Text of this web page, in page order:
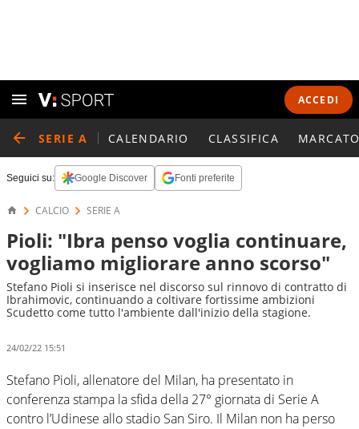
ACCEDI
SERIE A CALENDARIO CLASSIFICA
Seguici su: Google Discover Fonti preferite
CALCIO SERIE A
Pioli: "Ibra penso voglia continuare,
vogliamo migliorare anno scorso"
Stefano Pioli si inserisce nel discorso sul rinnovo di contratto di
Ibrahimovic, continuando a coltivare fortissime ambizioni
Scudetto come tutto l'ambiente dall'inizio della stagione.
24/02/22 15:51
Stefano Pioli, allenatore del Milan, ha presentato in
conferenza stampa la sfida della 27° giornata di Serie A
contro l’Udinese allo stadio San Siro. Il Milan non ha perso